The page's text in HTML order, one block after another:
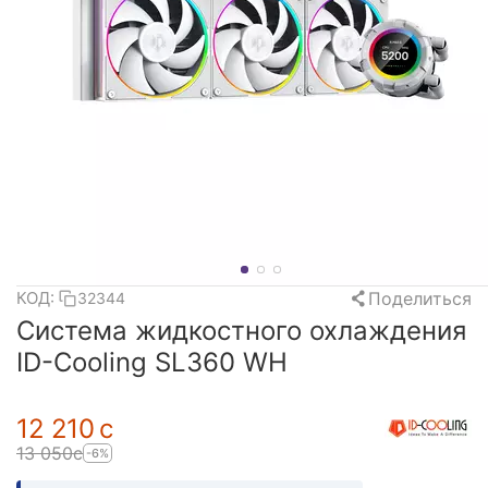
КОД: 32344 Поделиться
Система жидкостного охлаждения
ID-Cooling SL360 WH
12 210 с
13 050с -6%